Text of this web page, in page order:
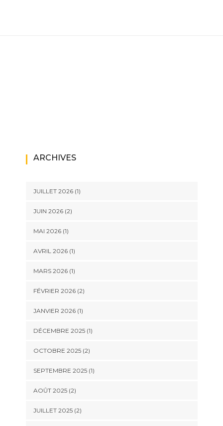
ARCHIVES
JUILLET 2026(1)
JUIN 2026(2)
MAI 2026(1)
AVRIL 2026(1)
MARS 2026(1)
FÉVRIER 2026(2)
JANVIER 2026(1)
DÉCEMBRE 2025(1)
OCTOBRE 2025(2)
SEPTEMBRE 2025(1)
AOÛT 2025(2)
JUILLET 2025(2)